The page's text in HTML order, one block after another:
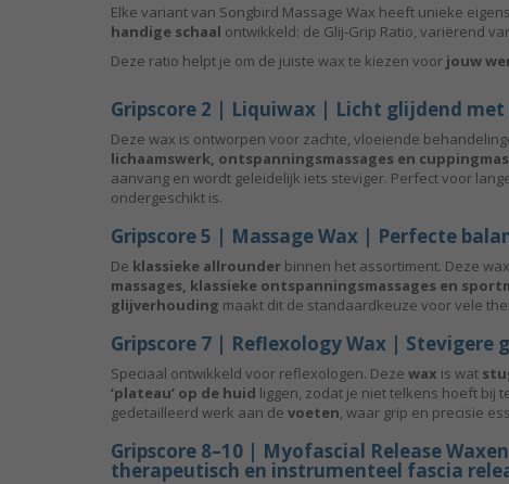
Elke variant van Songbird Massage Wax heeft unieke
handige schaal ontwikkeld: de Glij-Grip Ratio, variërend
Deze ratio helpt je om de juiste wax te kiezen voor jouw
Gripscore 2 | Liquiwax | Licht glijdend
Deze wax is ontworpen voor zachte, vloeiende
lichaamswerk, ontspanningsmassages en
aanvang en wordt geleidelijk iets steviger. Perfect voor
ondergeschikt is.
Gripscore 5 | Massage Wax | Perfecte
De klassieke allrounder binnen het assortiment. Deze
massages, klassieke ontspanningsmassages en
glijverhouding maakt dit de standaardkeuze voor vele
Gripscore 7 | Reflexology Wax | Stevigere
Speciaal ontwikkeld voor reflexologen. Deze wax is wat
‘plateau’ op de huid liggen, zodat je niet telkens hoeft bij
gedetailleerd werk aan de voeten , waar grip en precisie
Gripscore 8–10 | Myofascial Release
therapeutisch en instrumenteel fascia